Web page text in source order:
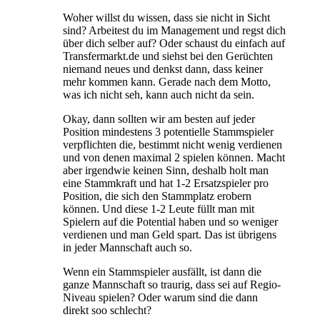
Woher willst du wissen, dass sie nicht in Sicht
sind? Arbeitest du im Management und regst dich
über dich selber auf? Oder schaust du einfach auf
Transfermarkt.de und siehst bei den Gerüchten
niemand neues und denkst dann, dass keiner
mehr kommen kann. Gerade nach dem Motto,
was ich nicht seh, kann auch nicht da sein.
Okay, dann sollten wir am besten auf jeder
Position mindestens 3 potentielle Stammspieler
verpflichten die, bestimmt nicht wenig verdienen
und von denen maximal 2 spielen können. Macht
aber irgendwie keinen Sinn, deshalb holt man
eine Stammkraft und hat 1-2 Ersatzspieler pro
Position, die sich den Stammplatz erobern
können. Und diese 1-2 Leute füllt man mit
Spielern auf die Potential haben und so weniger
verdienen und man Geld spart. Das ist übrigens
in jeder Mannschaft auch so.
Wenn ein Stammspieler ausfällt, ist dann die
ganze Mannschaft so traurig, dass sei auf Regio-
Niveau spielen? Oder warum sind die dann
direkt soo schlecht?